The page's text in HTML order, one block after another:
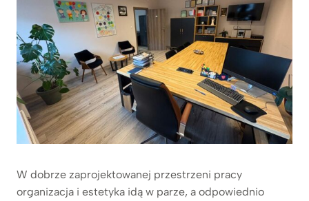
W dobrze zaprojektowanej przestrzeni pracy
organizacja i estetyka idą w parze, a odpowiednio